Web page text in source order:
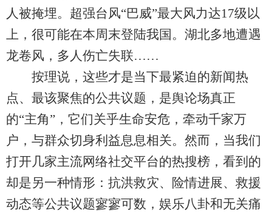
人被掩埋。超强台风“巴威”最大风力达17级以
上，很可能在本周末登陆我国。湖北多地遭遇
龙卷风，多人伤亡失联……
按理说，这些才是当下最紧迫的新闻热
点、最该聚焦的公共议题，是舆论场真正
的“主角”，它们关乎生命安危，牵动千家万
户，与群众切身利益息息相关。然而，当我们
打开几家主流网络社交平台的热搜榜，看到的
却是另一种情形：抗洪救灾、险情进展、救援
动态等公共议题寥寥可数，娱乐八卦和无关痛